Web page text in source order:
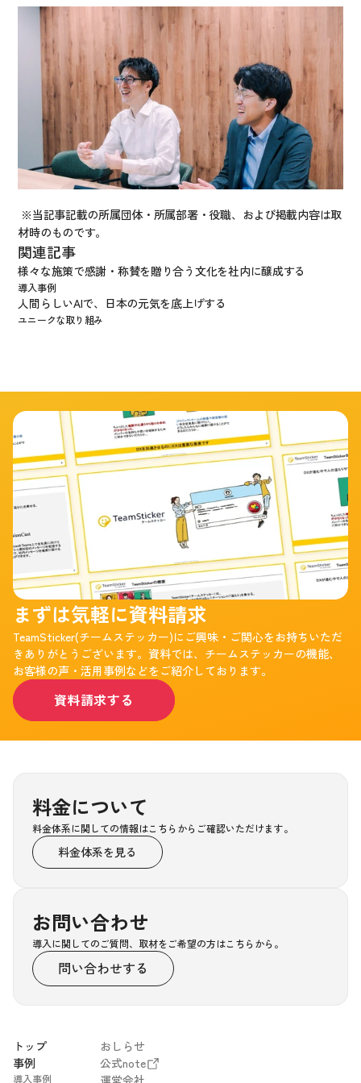
※当記事記載の所属団体・所属部署・役職、および掲載内容は取
材時のものです。
関連記事
様々な施策で感謝・称賛を贈り合う文化を社内に醸成する
導入事例
人間らしいAIで、日本の元気を底上げする
ユニークな取り組み
まずは気軽に資料請求
TeamSticker(チームステッカー)にご興味・ご関心をお持ちいただ
きありがとうございます。資料では、チームステッカーの機能、
お客様の声・活用事例などをご紹介しております。
資料請求する
料金について
料金体系に関しての情報はこちらからご確認いただけます。
料金体系を見る
お問い合わせ
導入に関してのご質問、取材をご希望の方はこちらから。
問い合わせする
トップ
事例
導入事例
おしらせ
公式note